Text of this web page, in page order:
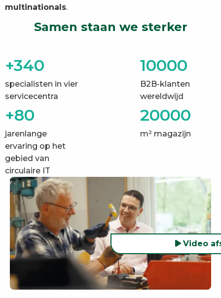
multinationals.
Samen staan we sterker
+340
specialisten in vier
servicecentra
10000
B2B-klanten
wereldwijd
+80
jarenlange
ervaring op het
gebied van
circulaire IT
20000
m² magazijn
Video